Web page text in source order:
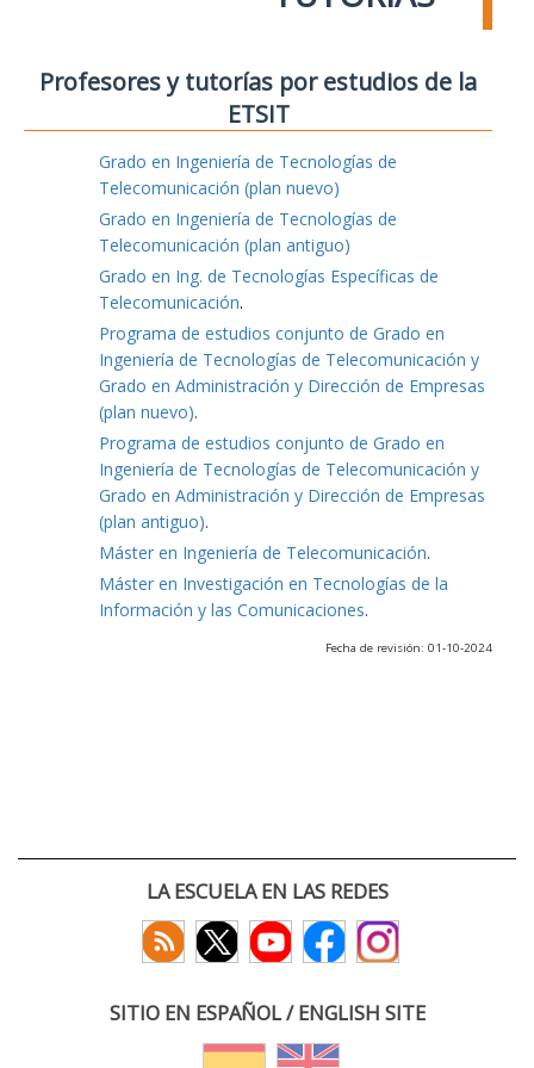
Profesores y tutorías por estudios de la
ETSIT
Grado en Ingeniería de Tecnologías de
Telecomunicación (plan nuevo)
Grado en Ingeniería de Tecnologías de
Telecomunicación (plan antiguo)
Grado en Ing. de Tecnologías Específicas de
Telecomunicación.
Programa de estudios conjunto de Grado en
Ingeniería de Tecnologías de Telecomunicación y
Grado en Administración y Dirección de Empresas
(plan nuevo).
Programa de estudios conjunto de Grado en
Ingeniería de Tecnologías de Telecomunicación y
Grado en Administración y Dirección de Empresas
(plan antiguo).
Máster en Ingeniería de Telecomunicación.
Máster en Investigación en Tecnologías de la
Información y las Comunicaciones.
Fecha de revisión: 01-10-2024
LA ESCUELA EN LAS REDES
SITIO EN ESPAÑOL / ENGLISH SITE